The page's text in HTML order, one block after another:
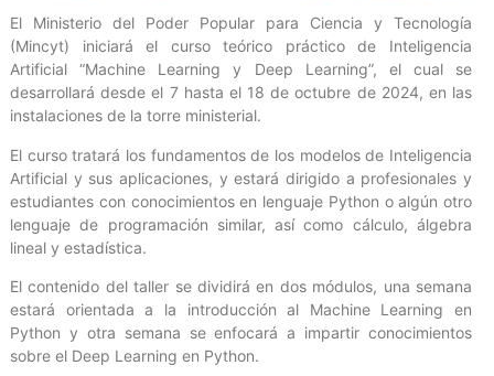
El Ministerio del Poder Popular para Ciencia y Tecnología
(Mincyt) iniciará el curso teórico práctico de Inteligencia
Artificial “Machine Learning y Deep Learning”, el cual se
desarrollará desde el 7 hasta el 18 de octubre de 2024, en las
instalaciones de la torre ministerial.
El curso tratará los fundamentos de los modelos de Inteligencia
Artificial y sus aplicaciones, y estará dirigido a profesionales y
estudiantes con conocimientos en lenguaje Python o algún otro
lenguaje de programación similar, así como cálculo, álgebra
lineal y estadística.
El contenido del taller se dividirá en dos módulos, una semana
estará orientada a la introducción al Machine Learning en
Python y otra semana se enfocará a impartir conocimientos
sobre el Deep Learning en Python.